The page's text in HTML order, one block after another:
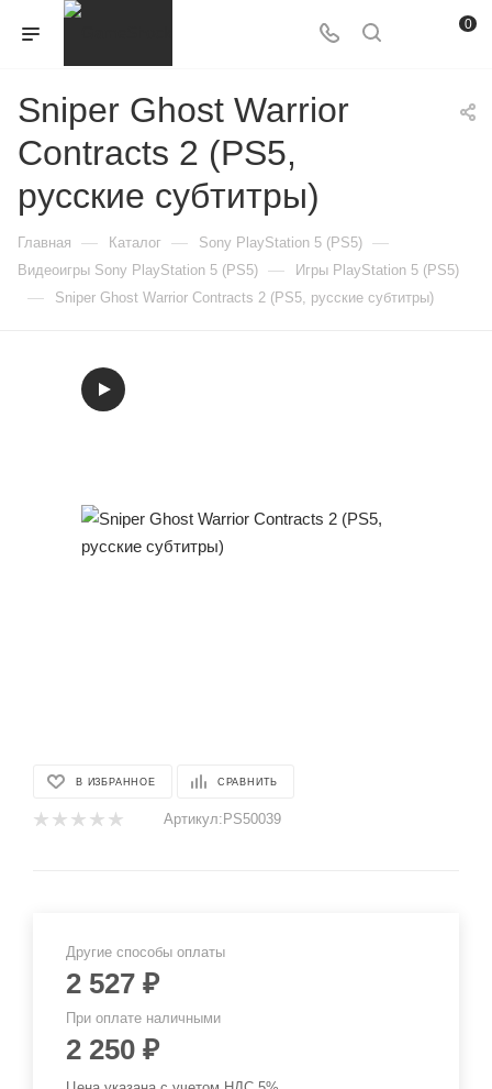
0
Sniper Ghost Warrior
Contracts 2 (PS5,
русские субтитры)
Главная — Каталог — Sony PlayStation 5 (PS5) —
Видеоигры Sony PlayStation 5 (PS5) — Игры PlayStation 5 (PS5)
— Sniper Ghost Warrior Contracts 2 (PS5, русские субтитры)
В ИЗБРАННОЕ СРАВНИТЬ
Артикул: PS50039
Другие способы оплаты
2 527 ₽
При оплате наличными
2 250 ₽